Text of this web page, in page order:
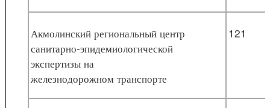
Акмолинский региональный центр
санитарно-эпидемиологической
экспертизы на
железнодорожном транспорте
121